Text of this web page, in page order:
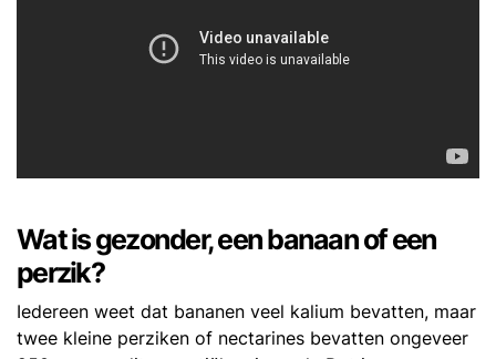
Wat is gezonder, een banaan of een
perzik?
Iedereen weet dat bananen veel kalium bevatten, maar
twee kleine perziken of nectarines bevatten ongeveer